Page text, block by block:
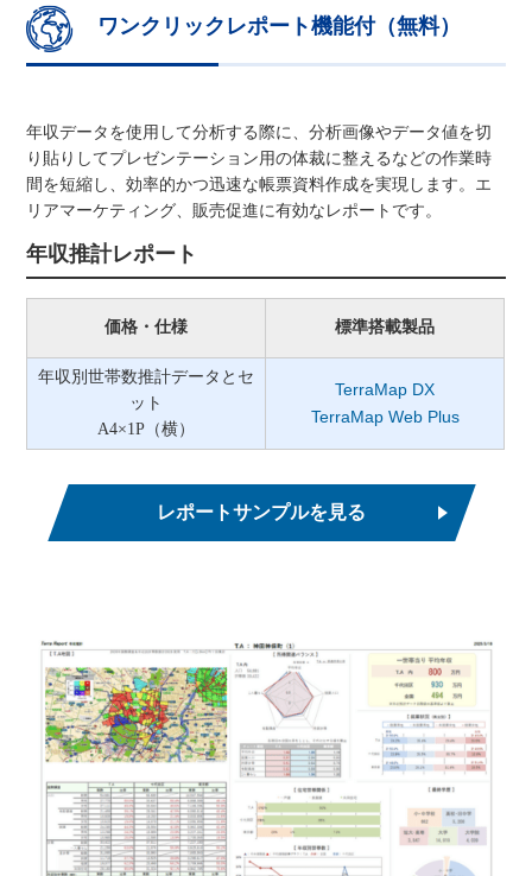
ワンクリックレポート機能付（無料）
年収データを使用して分析する際に、分析画像やデータ値を切
り貼りしてプレゼンテーション用の体裁に整えるなどの作業時
間を短縮し、効率的かつ迅速な帳票資料作成を実現します。エ
リアマーケティング、販売促進に有効なレポートです。
年収推計レポート
価格・仕様 標準搭載製品
年収別世帯数推計データとセ
ット
A4×1P（横）
TerraMap DX
TerraMap Web Plus
レポートサンプルを見る